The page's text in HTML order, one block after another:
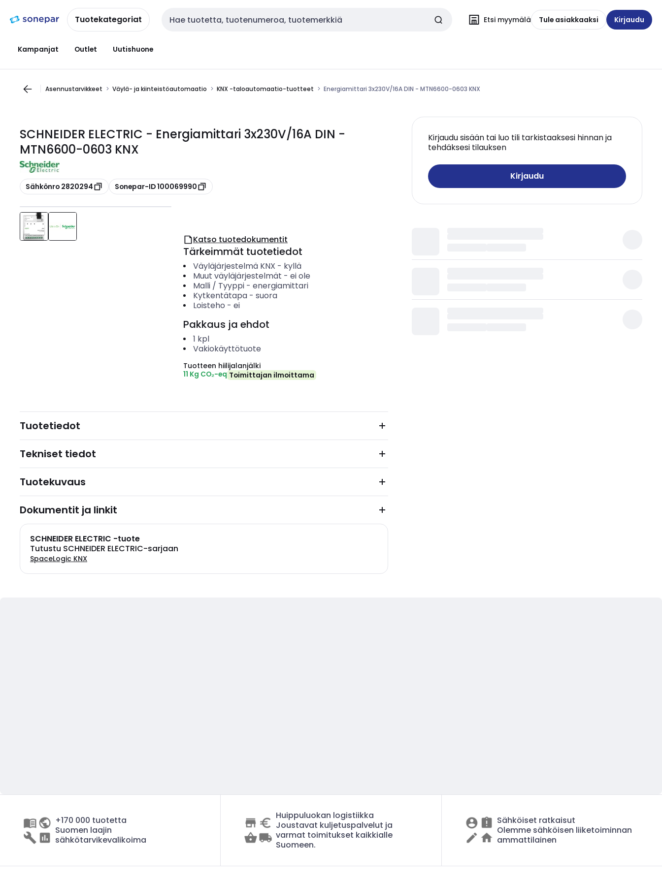
navigointiinsisältöönTuotekategoriat Haku Etsi myymälä Tule asiakkaaksi Kirjaudu
Kampanjat Outlet Uutishuone
Asennustarvikkeet Väylä- ja kiinteistöautomaatio KNX -taloautomaatio-tuotteet Energiamittari 3x230V/16A DIN - MTN6600-0603 KNX
SCHNEIDER ELECTRIC - Energiamittari 3x230V/16A DIN -
MTN6600-0603 KNX
Kopioi
Sähkönro 2820294 Kopioi
Sonepar-ID 100069990
Kirjaudu sisään tai luo tili tarkistaaksesi hinnan ja
tehdäksesi tilauksen
Kirjaudu
Katso tuotedokumentit
Tärkeimmät tuotetiedot
Väyläjärjestelmä KNX - kyllä
Muut väyläjärjestelmät - ei ole
Malli / Tyyppi- energiamittari
Kytkentätapa- suora
Loisteho - ei
Pakkaus ja ehdot
1 kpl
Vakiokäyttötuote
Tuotteen hiilijalanjälki
11 Kg CO₂-eq Toimittajan ilmoittama
Tuotetiedot
Tekniset tiedot
Tuotekuvaus
Dokumentit ja linkit
SCHNEIDER ELECTRIC -tuote
Tutustu SCHNEIDER ELECTRIC-sarjaan
SpaceLogic KNX
+170 000 tuotetta
Suomen laajin
sähkötarvikevalikoima
Huippuluokan logistiikka
Joustavat kuljetuspalvelut ja
varmat toimitukset kaikkialle
Suomeen.
Sähköiset ratkaisut
Olemme sähköisen liiketoiminnan
ammattilainen